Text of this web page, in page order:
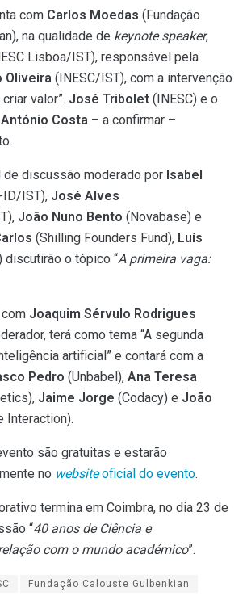
com Carlos Moedas (Fundação
na qualidade de keynote speaker,
Lisboa/IST), responsável pela
Oliveira (INESC/IST), com a intervenção
valor”. José Tribolet (INESC) e o
António Costa – a confirmar –
de discussão moderado por Isabel
ID/IST), José Alves
João Nuno Bento (Novabase) e
(Shilling Founders Fund), Luís
discutirão o tópico “A primeira vaga:
Joaquim Sérvulo Rodrigues
terá como tema “A segunda
artificial” e contará com a
Pedro (Unbabel), Ana Teresa
Jaime Jorge (Codacy) e João
Interaction).
são gratuitas e estarão
no websiteoficial do evento.
termina em Coimbra, no dia 23 de
“40 anos de Ciência e
com o mundo académico”.
Fundação Calouste Gulbenkian